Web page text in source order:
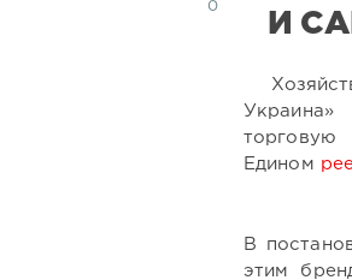
И
0
Украина»
Едином
В
этим